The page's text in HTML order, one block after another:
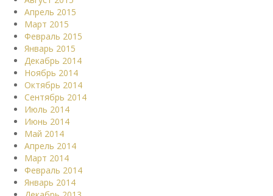
Апрель 2015
Март 2015
Февраль 2015
Январь 2015
Декабрь 2014
Ноябрь 2014
Октябрь 2014
Сентябрь 2014
Июль 2014
Июнь 2014
Май 2014
Апрель 2014
Март 2014
Февраль 2014
Январь 2014